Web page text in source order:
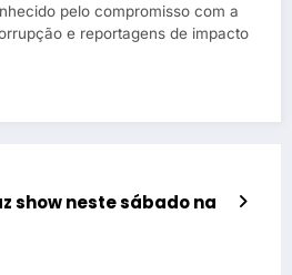
pelo compromisso com a
e reportagens de impacto
show neste sábado na